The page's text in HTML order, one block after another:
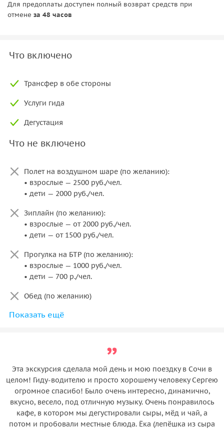
Для предоплаты доступен полный возврат средств при
отмене за 48 часов
Что включено
Трансфер в обе стороны
Услуги гида
Дегустация
Что не включено
Полет на воздушном шаре (по желанию):
• взрослые — 2500 руб./чел.
• дети — 2000 руб./чел.
Зиплайн (по желанию):
• взрослые — от 2000 руб./чел.
• дети — от 1500 руб./чел.
Прогулка на БТР (по желанию):
• взрослые — 1000 руб./чел.
• дети — 700 р./чел.
Обед (по желанию)
Экологический сбор на Даргомысские корыта - 300
Трансфер из Красной поляны (по набору группы)
Показать ещё
Эта экскурсия сделала мой день и мою поездку в Сочи в
целом! Гиду-водителю и просто хорошему человеку Сергею
огромное спасибо! Было очень интересно, динамично,
вкусно, весело, под отличную музыку. Очень понравилось
кафе, в котором мы дегустировали сыры, мёд и чай, а
потом и пробовали местные блюда. Ёка (лепёшка из сыра